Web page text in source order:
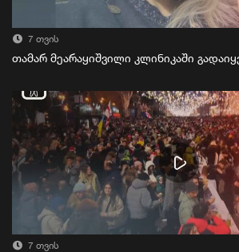
7 თვის
თამარ მეარაყიშვილი კლინიკაში
7 თვის